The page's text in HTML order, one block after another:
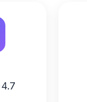
4.7